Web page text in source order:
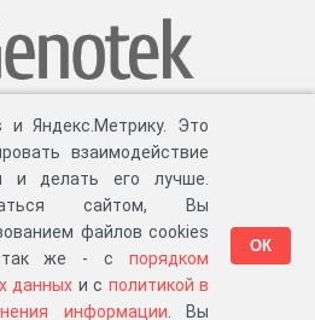
предки», 2023-2026 гг. Блог.Суть проекта
информации . ЧаВО. Сборка 111.39
Яндекс.Метрику. Это
взаимодействие
и делать его лучше.
сайтом, Вы
файлов cookies
так же - с порядком
данных и с политикой в
информации . Вы
ОК